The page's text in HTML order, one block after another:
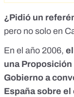
¿Pidió un
pero no solo en
En el año 2006,
una Proposición
Gobierno a
España sobre